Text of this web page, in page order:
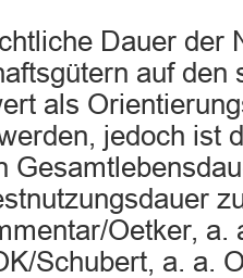
Dauer der
auf den
als
jedoch ist
Oetker, a.
Schubert, a. a.